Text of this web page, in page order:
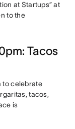
at Startups” at
to the
Tacos
to celebrate
tacos,
is